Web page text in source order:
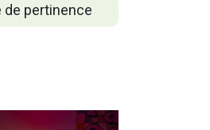
de pertinence